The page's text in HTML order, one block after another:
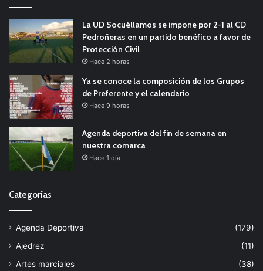
La UD Socuéllamos se impone por 2-1 al CD
Pedroñeras en un partido benéfico a favor de
Protección Civil
Hace 2 horas
Ya se conoce la composición de los Grupos
de Preferente y el calendario
Hace 9 horas
Agenda deportiva del fin de semana en
nuestra comarca
Hace 1 día
Categorías
Agenda Deportiva
(179)
Ajedrez
(11)
Artes marciales
(38)